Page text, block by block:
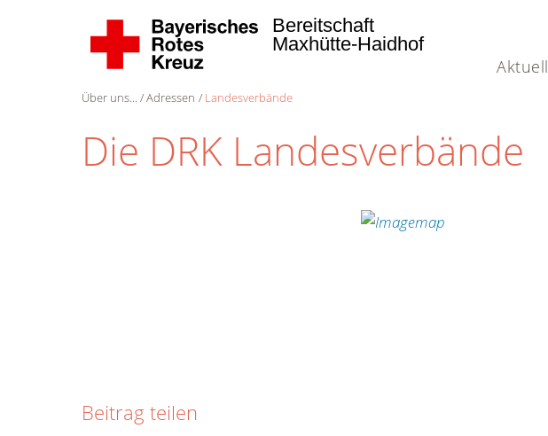
Aktuell
Bereitschaft
Maxhütte-Haidhof
Über uns... Adressen Landesverbände
Die DRK Landesverbände
Beitrag teilen